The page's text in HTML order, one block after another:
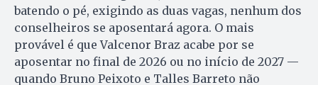
batendo o pé, exigindo as duas vagas, nenhum dos
conselheiros se aposentará agora. O mais
provável é que Valcenor Braz acabe por se
aposentar no final de 2026 ou no início de 2027 —
quando Bruno Peixoto e Talles Barreto não